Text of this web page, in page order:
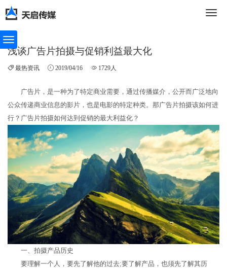
航
浅谈广告片拍摄与促销利益最大化
最热资讯 2019/04/16 1729人
广告片，是一种为了特定商业需要，通过传播媒介，公开而广泛地向
公众传递商业信息的影片，也是电影的特定种类。那广告片拍摄该如何进
行？广告片拍摄如何达到促销的最大利益化？
一、拍摄产品历史
要理解一个人，要先了解他的过去;要了解产品，也须先了解其历